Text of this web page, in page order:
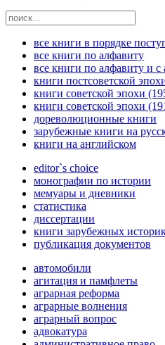
все книги в порядке
все книги по алфавиту
все книги по алфавиту и с
книги постсоветской
книги советской эпохи
книги советской эпохи
дореволюционные книги
зарубежные книги на
книги на английском
editor`s choice
монографии по истории
мемуары и дневники
статистика
диссертации
книги зарубежных
публикация документов
автомобили
агитация и памфлеты
аграрная реформа
аграрные волнения
аграрный вопрос
адвокатура